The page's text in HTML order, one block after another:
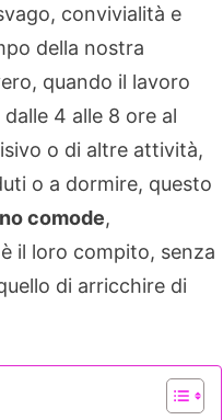
convivialità e
della nostra
quando il lavoro
4 alle 8 ore al
o di altre attività,
o a dormire, questo
comode,
il loro compito, senza
di arricchire di